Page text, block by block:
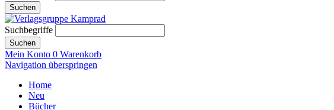
Suchen
Suchbegriffe
Suchen
Mein Konto 0 Warenkorb
Navigation überspringen
Home
Neu
Bücher